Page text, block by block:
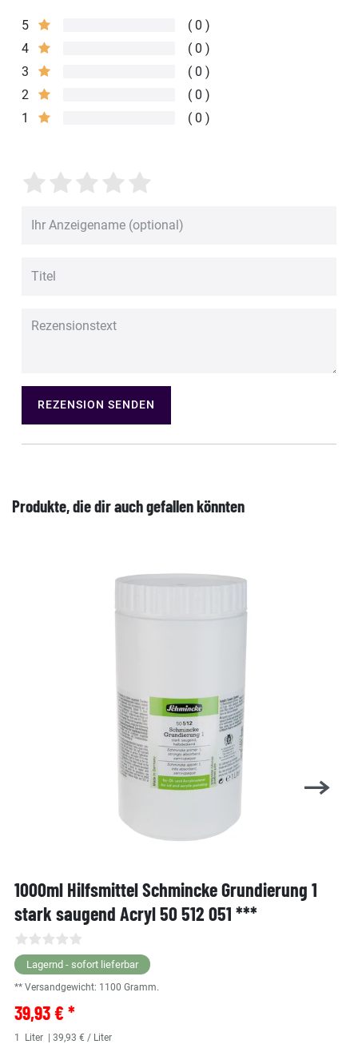
5
0
4
0
3
0
2
0
1
0
REZENSION SENDEN
Produkte, die dir auch gefallen könnten
1000ml Hilfsmittel Schmincke Grundierung 1
stark saugend Acryl 50 512 051 ***
Lagernd - sofort lieferbar
** Versandgewicht: 1100 Gramm.
39,93 € *
1 Liter | 39,93 € / Liter